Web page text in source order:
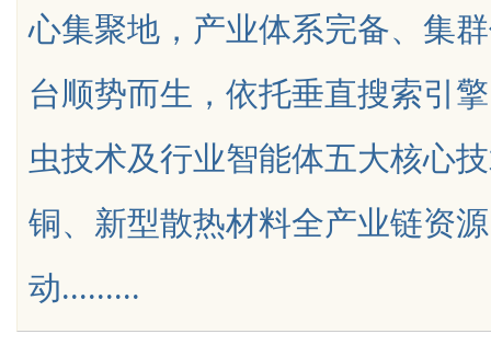
心集聚地，产业体系完备、集
台顺势而生，依托垂直搜索引
虫技术及行业智能体五大核心
铜、新型散热材料全产业链资
动.........